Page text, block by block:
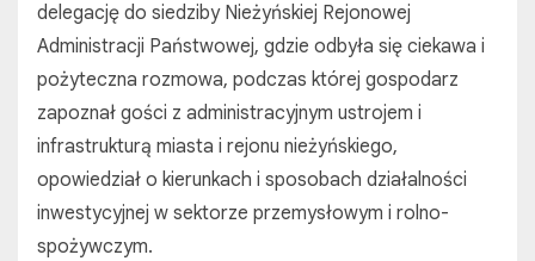
delegację do siedziby Nieżyńskiej Rejonowej
Administracji Państwowej, gdzie odbyła się ciekawa i
pożyteczna rozmowa, podczas której gospodarz
zapoznał gości z administracyjnym ustrojem i
infrastrukturą miasta i rejonu nieżyńskiego,
opowiedział o kierunkach i sposobach działalności
inwestycyjnej w sektorze przemysłowym i rolno-
spożywczym.